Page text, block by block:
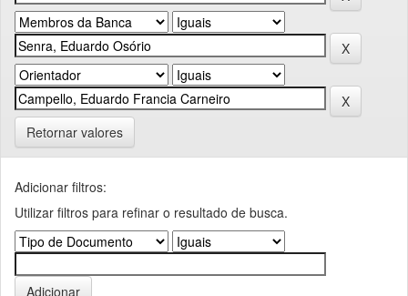
Retornar valores
Adicionar filtros:
Utilizar filtros para refinar o resultado de busca.